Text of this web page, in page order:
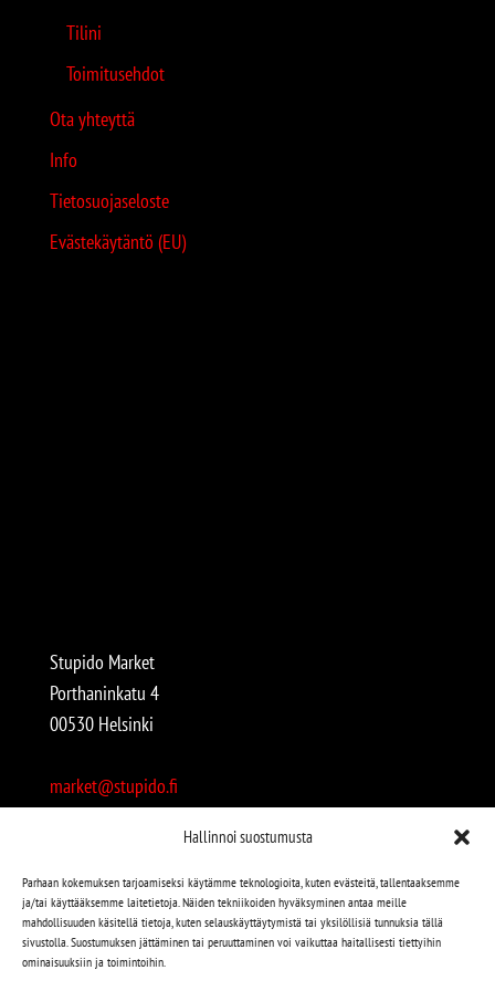
Hallinnoi suostumusta
Parhaan kokemuksen tarjoamiseksi käytämme teknologioita, kuten evästeitä, tallentaaksemme
ja/tai käyttääksemme laitetietoja. Näiden tekniikoiden hyväksyminen antaa meille
mahdollisuuden käsitellä tietoja, kuten selauskäyttäytymistä tai yksilöllisiä tunnuksia tällä
sivustolla. Suostumuksen jättäminen tai peruuttaminen voi vaikuttaa haitallisesti tiettyihin
ominaisuuksiin ja toimintoihin.
Tilini
Toimitusehdot
Ota yhteyttä
Info
Tietosuojaseloste
Evästekäytäntö (EU)
Stupido Market
Porthaninkatu 4
00530 Helsinki
market@stupido.fi
Avoinna:
arkisin 12-18
lauantaisin 12-17